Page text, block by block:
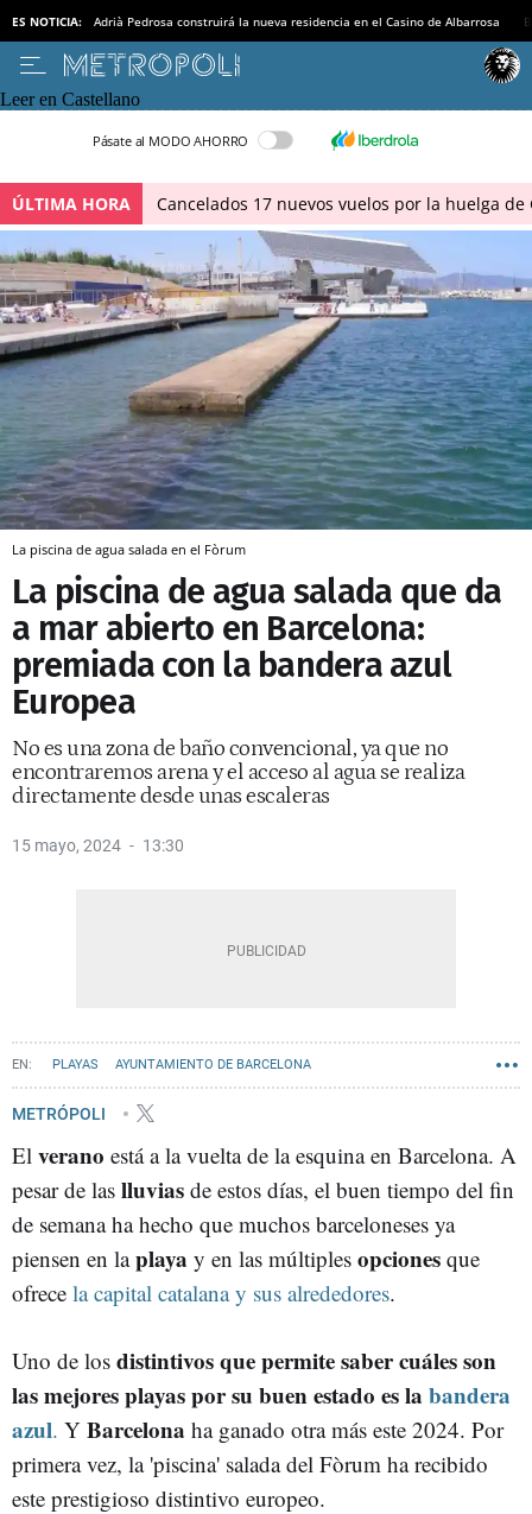
ES NOTICIA: Adrià Pedrosa construirá la nueva residencia en el Casino de Albarrosa
Leer en Castellano
Pásate al MODO AHORRO
ÚLTIMA HORA Cancelados 17 nuevos vuelos por la huelga
La piscina de agua salada en el Fòrum
La piscina de agua salada que da
a mar abierto en Barcelona:
premiada con la bandera azul
Europea
No es una zona de baño convencional, ya que no
encontraremos arena y el acceso al agua se realiza
directamente desde unas escaleras
15 mayo, 2024 13:30
PLAYAS AYUNTAMIENTO DE BARCELONA
METRÓPOLI
El verano está a la vuelta de la esquina en Barcelona. A
pesar de las lluvias de estos días, el buen tiempo del fin
de semana ha hecho que muchos barceloneses ya
piensen en laplaya y en las múltiples opciones que
ofrece la capital catalana y sus alrededores.
Uno de los distintivos que permite saber cuáles son
las mejores playas por su buen estado es la bandera
azul. Y Barcelona ha ganado otra más este 2024. Por
primera vez, la 'piscina' salada del Fòrum ha recibido
este prestigioso distintivo europeo.